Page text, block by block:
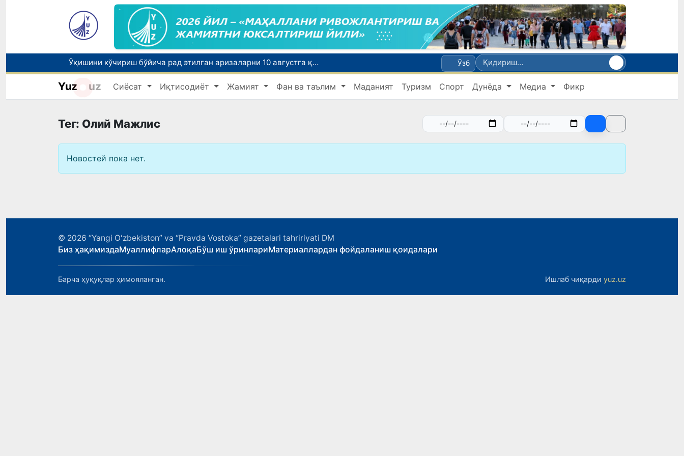
Ўқишини кўчириш бўйича рад этилган аризаларни 10 августга қадар таҳрирлаш мумкин
I ва II гуруҳ ногиронлиги бўлган фуқароларга пенсия проактив тарзда тайинланади
Бозорга чиқариладиган барча маҳсулотлар хавфсиз бўлиши шарт
Ўзб
Yuz uz Сиёсат Иқтисодиёт Жамият Фан ва таълим Маданият Туризм Спорт Дунёда Медиа Фикр
Тег: Олий Мажлис
Новостей пока нет.
© 2026 “Yangi Oʻzbekiston” va “Pravda Vostoka” gazetalari tahririyati DM
Биз ҳақимиздаМуаллифларАлоқаБўш иш ўринлариМатериаллардан фойдаланиш қоидалари
Барча ҳуқуқлар ҳимояланган. Ишлаб чиқарди yuz.uz